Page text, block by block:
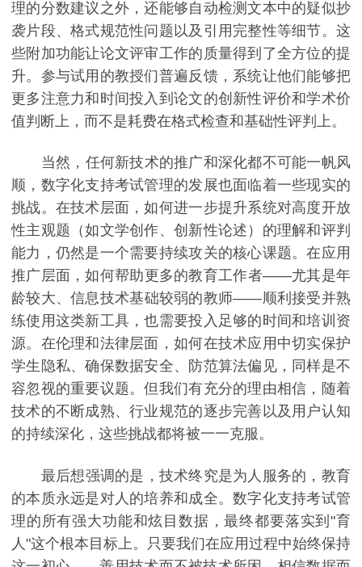
理的分数建议之外，还能够自动检测文本中的疑似抄
袭片段、格式规范性问题以及引用完整性等细节。这
些附加功能让论文评审工作的质量得到了全方位的提
升。参与试用的教授们普遍反馈，系统让他们能够把
更多注意力和时间投入到论文的创新性评价和学术价
值判断上，而不是耗费在格式检查和基础性评判上。
当然，任何新技术的推广和深化都不可能一帆风
顺，数字化支持考试管理的发展也面临着一些现实的
挑战。在技术层面，如何进一步提升系统对高度开放
性主观题（如文学创作、创新性论述）的理解和评判
能力，仍然是一个需要持续攻关的核心课题。在应用
推广层面，如何帮助更多的教育工作者——尤其是年
龄较大、信息技术基础较弱的教师——顺利接受并熟
练使用这类新工具，也需要投入足够的时间和培训资
源。在伦理和法律层面，如何在技术应用中切实保护
学生隐私、确保数据安全、防范算法偏见，同样是不
容忽视的重要议题。但我们有充分的理由相信，随着
技术的不断成熟、行业规范的逐步完善以及用户认知
的持续深化，这些挑战都将被一一克服。
最后想强调的是，技术终究是为人服务的，教育
的本质永远是对人的培养和成全。数字化支持考试管
理的所有强大功能和炫目数据，最终都要落实到"育
人"这个根本目标上。只要我们在应用过程中始终保持